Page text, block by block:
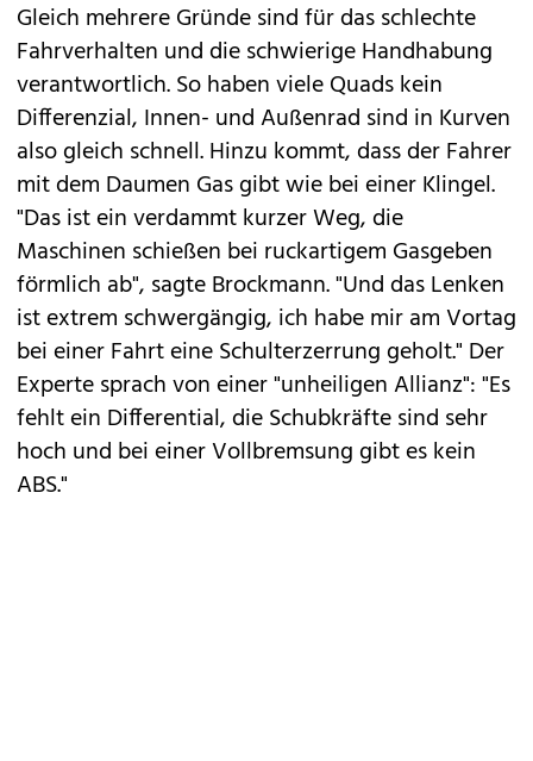
Gleich mehrere Gründe sind für das schlechte
Fahrverhalten und die schwierige Handhabung
verantwortlich. So haben viele Quads kein
Differenzial, Innen- und Außenrad sind in Kurven
also gleich schnell. Hinzu kommt, dass der Fahrer
mit dem Daumen Gas gibt wie bei einer Klingel.
"Das ist ein verdammt kurzer Weg, die
Maschinen schießen bei ruckartigem Gasgeben
förmlich ab", sagte Brockmann. "Und das Lenken
ist extrem schwergängig, ich habe mir am Vortag
bei einer Fahrt eine Schulterzerrung geholt." Der
Experte sprach von einer "unheiligen Allianz": "Es
fehlt ein Differential, die Schubkräfte sind sehr
hoch und bei einer Vollbremsung gibt es kein
ABS."